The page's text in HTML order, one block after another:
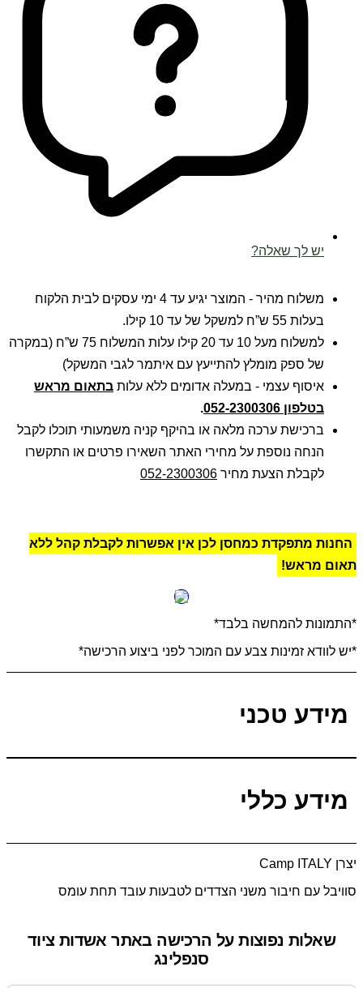
יש לך שאלה?
משלוח מהיר - המוצר יגיע עד 4 ימי עסקים לבית הלקוח
בעלות 55 ש”ח למשקל של עד 10 קילו.
למשלוח מעל 10 עד 20 קילו עלות המשלוח 75 ש”ח (במקרה
של ספק מומלץ להתייעץ עם איתמר לגבי המשקל)
איסוף עצמי - במעלה אדומים ללא עלות בתאום מראש
בטלפון 052-2300306
.
ברכישת ערכה מלאה או בהיקף קניה משמעותי תוכלו לקבל
הנחה נוספת על מחירי האתר השאירו פרטים או התקשרו
לקבלת הצעת מחיר 052-2300306
החנות מתפקדת כמחסן לכן אין אפשרות לקבלת קהל ללא
תאום מראש!
*התמונות להמחשה בלבד*
*יש לוודא זמינות צבע עם המוכר לפני ביצוע הרכישה*
מידע טכני
מידע כללי
יצרן Camp ITALY
סוויבל עם חיבור משני הצדדים לטבעות עובד תחת עומס
שאלות נפוצות על הרכישה באתר אשדות ציוד
סנפלינג